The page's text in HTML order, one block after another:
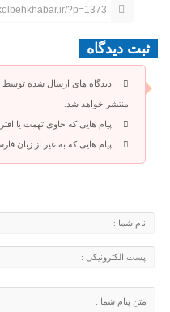
?p=1373
ثبت دیدگاه
دیدگاه های ارسال شده توسط
منتشر خواهد شد.
پیام هایی که حاوی تهمت یا
پیام هایی که به غیر از زبان